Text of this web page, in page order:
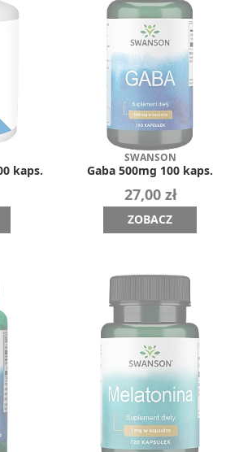
kaps.
SWANSON
Gaba 500mg 100 kaps.
27,00 zł
ZOBACZ